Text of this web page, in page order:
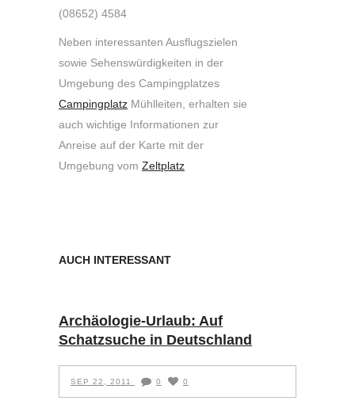
(08652) 4584
Neben interessanten Ausflugszielen
sowie Sehenswürdigkeiten in der
Umgebung des Campingplatzes
Campingplatz Mühlleiten, erhalten sie
auch wichtige Informationen zur
Anreise auf der Karte mit der
Umgebung vom Zeltplatz
AUCH INTERESSANT
Archäologie-Urlaub: Auf
Schatzsuche in Deutschland
SEP 22, 2011 0 0